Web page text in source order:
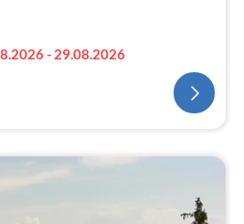
- 29.08.2026